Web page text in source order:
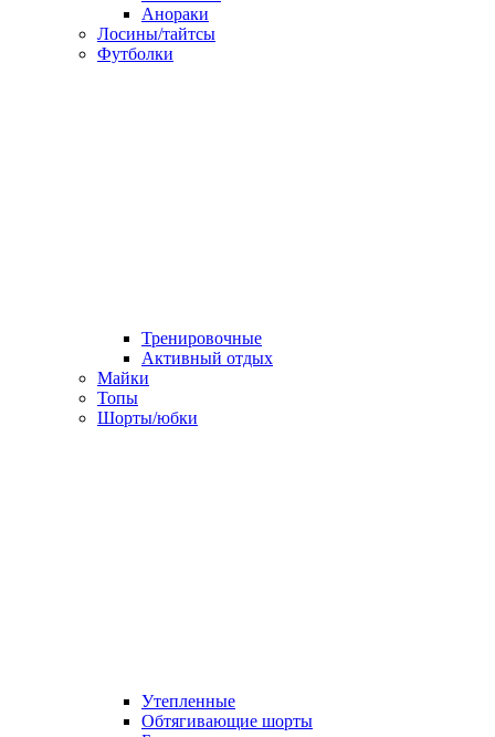
Анораки
Лосины/тайтсы
Футболки
Тренировочные
Активный отдых
Майки
Топы
Шорты/юбки
Утепленные
Обтягивающие шорты